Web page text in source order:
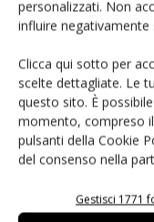
personalizzati. Non
influire negativamente
Clicca qui sotto per
scelte dettagliate. Le
questo sito. È
momento, compreso
pulsanti della Cookie
del consenso nella
Gestisci 1771
Salva il mio
prossimi commenti.